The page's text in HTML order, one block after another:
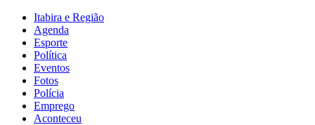
Itabira e Região
Agenda
Esporte
Política
Eventos
Fotos
Polícia
Emprego
Aconteceu